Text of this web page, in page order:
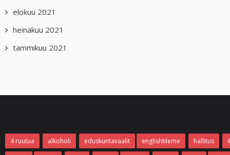
elokuu 2021
heinäkuu 2021
tammikuu 2021
4 ruutua alkoholi eduskuntavaalit englishMeme hallitus